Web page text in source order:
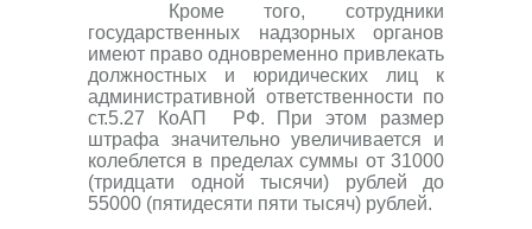
Кроме того, сотрудники
государственных надзорных органов
имеют право одновременно привлекать
должностных и юридических лиц к
административной ответственности по
ст.5.27 КоАП
РФ. При этом размер
штрафа значительно увеличивается и
колеблется в пределах суммы от 31000
(тридцати одной тысячи) рублей до
55000 (пятидесяти пяти тысяч) рублей.